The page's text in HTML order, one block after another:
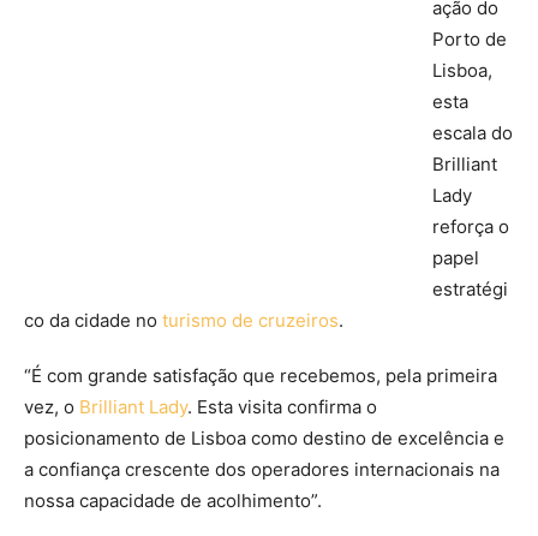
ação do
Porto de
Lisboa,
esta
escala do
Brilliant
Lady
reforça o
papel
estratégi
co da cidade no turismo de cruzeiros.
“É com grande satisfação que recebemos, pela primeira
vez, o Brilliant Lady. Esta visita confirma o
posicionamento de Lisboa como destino de excelência e
a confiança crescente dos operadores internacionais na
nossa capacidade de acolhimento”.